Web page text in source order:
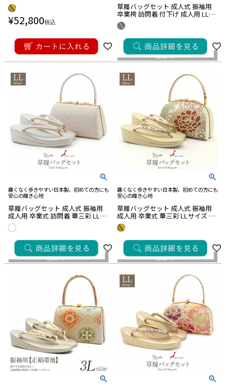
イズ LLサイズ 日本製 ＜ゴールド
／吉祥紋＞ 日本製 正絹
¥52,800税込
草履バッグセット 成人式 振袖用
卒業袴 訪問着 付下げ 成人用 LLサ
イズ 銀 シルバー 白 ホワイト 華紋
正絹帯地 2枚芯 優花緒
29,700税込
在庫切れ
痛くなく歩きやすい日本製、初めての方にも
安心の履き心地
草履バッグセット 成人式 振袖用
成人用 卒業式 訪問着 華三彩 LLサ
イズ ホワイト シルバー 唐花 優花
緒 正絹帯地 2枚芯
33,000税込
在庫切れ
痛くなく歩きやすい日本製、初めての方にも
安心の履き心地
草履バッグセット 成人式 振袖用
成人用 卒業式 華三彩 LLサイズ 灰
黄緑 金 茶 牡丹 菊 優花緒 正絹帯地
2枚芯
33,000税込
在庫切れ
キーワード